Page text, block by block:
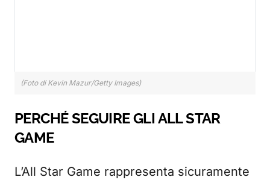
(Foto di Kevin Mazur/Getty Images)
PERCHÉ SEGUIRE GLI ALL STAR
GAME
L’All Star Game rappresenta sicuramente